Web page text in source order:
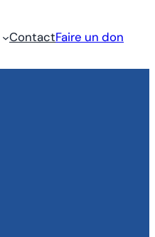
ContactFaire un don